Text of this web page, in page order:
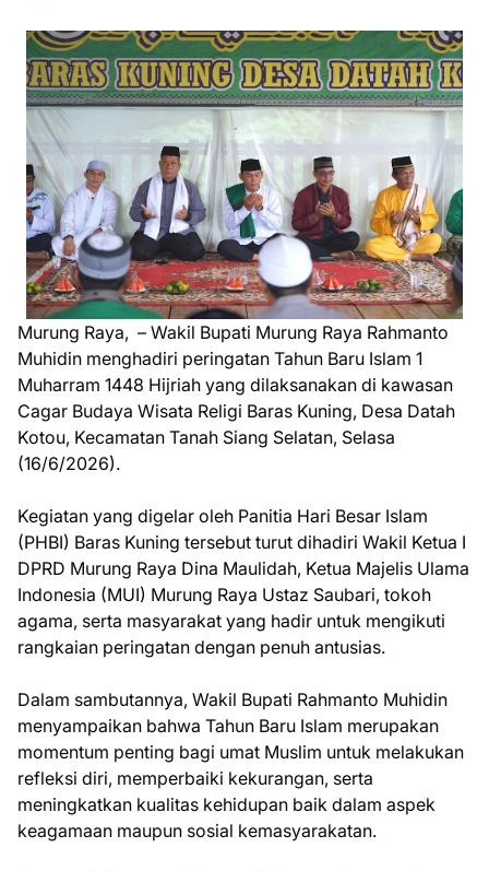
Murung Raya, – Wakil Bupati Murung Raya Rahmanto
Muhidin menghadiri peringatan Tahun Baru Islam 1
Muharram 1448 Hijriah yang dilaksanakan di kawasan
Cagar Budaya Wisata Religi Baras Kuning, Desa Datah
Kotou, Kecamatan Tanah Siang Selatan, Selasa
(16/6/2026).
Kegiatan yang digelar oleh Panitia Hari Besar Islam
(PHBI) Baras Kuning tersebut turut dihadiri Wakil Ketua I
DPRD Murung Raya Dina Maulidah, Ketua Majelis Ulama
Indonesia (MUI) Murung Raya Ustaz Saubari, tokoh
agama, serta masyarakat yang hadir untuk mengikuti
rangkaian peringatan dengan penuh antusias.
Dalam sambutannya, Wakil Bupati Rahmanto Muhidin
menyampaikan bahwa Tahun Baru Islam merupakan
momentum penting bagi umat Muslim untuk melakukan
refleksi diri, memperbaiki kekurangan, serta
meningkatkan kualitas kehidupan baik dalam aspek
keagamaan maupun sosial kemasyarakatan.